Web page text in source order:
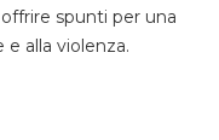
spunti per una
alla violenza.